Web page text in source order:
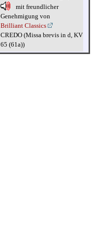
mit freundlicher
Genehmigung von
Brilliant Classics
CREDO (Missa brevis in d, KV
65 (61a))